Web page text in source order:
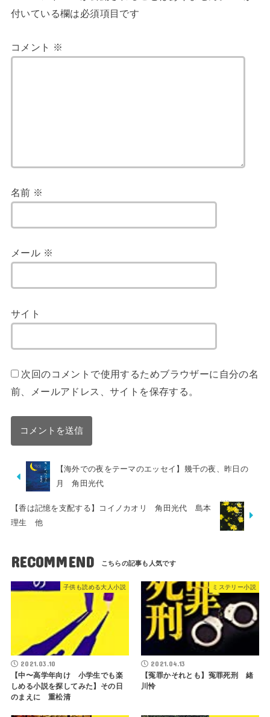
付いている欄は必須項目です
コメント ※
名前 ※
メール ※
サイト
次回のコメントで使用するためブラウザーに自分の名
前、メールアドレス、サイトを保存する。
【海外での夜をテーマのエッセイ】幾千の夜、昨日の
月 角田光代
【香は記憶を支配する】コイノカオリ 角田光代 島本
理生 他
RECOMMEND
子供も読める大人小説
2021.03.10
【中〜高学年向け 小学生でも楽
しめる小説を探してみた】その日
のまえに 重松清
ミステリー小説
2021.04.13
【冤罪かそれとも】冤罪死刑 緒
川怜